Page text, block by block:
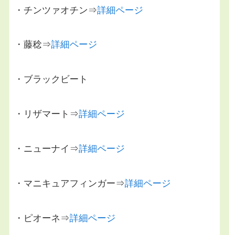
・チンツァオチン⇒詳細ページ
・藤稔⇒詳細ページ
・ブラックビート
・リザマート⇒詳細ページ
・ニューナイ⇒詳細ページ
・マニキュアフィンガー⇒詳細ページ
・ピオーネ⇒詳細ページ